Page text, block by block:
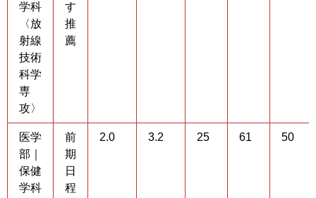
学科
〈放
射線
技術
科学
専
攻〉
す
推
薦
医学
部｜
保健
学科
前
期
日
程
2.0 3.2 25 61 50